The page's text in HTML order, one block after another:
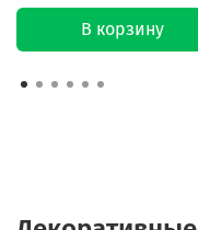
В корзину